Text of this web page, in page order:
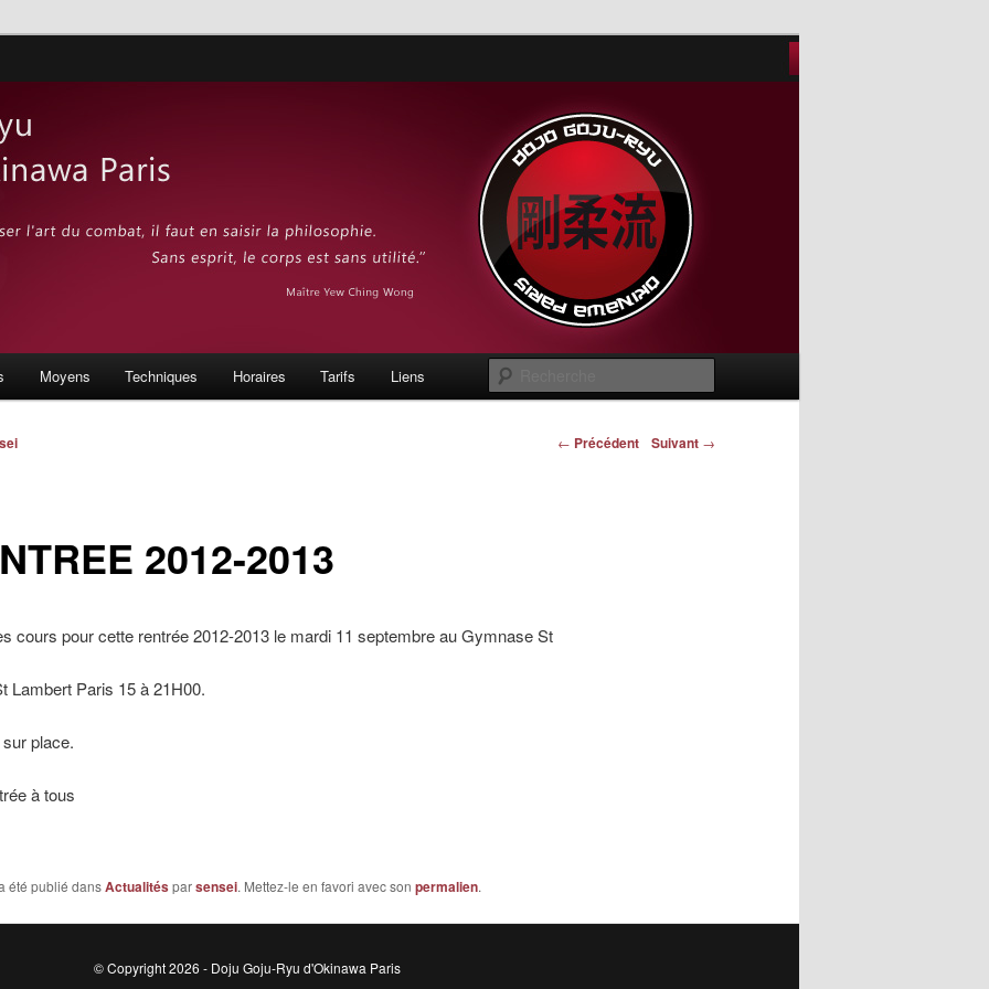
Dojo Goju-Ryu d'Okinawa
Moyens Techniques Horaires Tarifs Liens
Navigation des
← Précédent Suivant →
2012-2013
cours pour cette rentrée 2012-2013 le mardi 11 septembre au Gymnase St
Lambert Paris 15 à 21H00.
place.
à tous
été publié dansActualitésparsensei. Mettez-le en favori avec son permalien.
© Copyright 2026 - Doju Goju-Ryu d'Okinawa Paris